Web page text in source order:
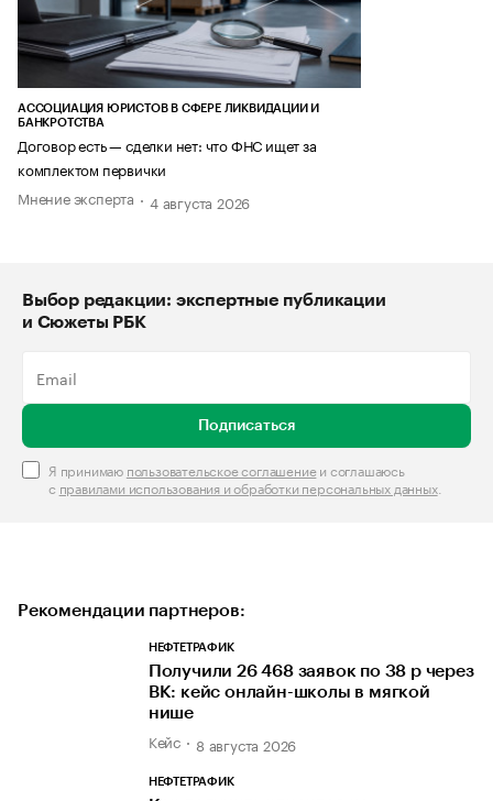
АССОЦИАЦИЯ ЮРИСТОВ В СФЕРЕ ЛИКВИДАЦИИ И
БАНКРОТСТВА
Договор есть — сделки нет: что ФНС ищет за
комплектом первички
Мнение эксперта
4 августа 2026
Выбор редакции: экспертные публикации
и Сюжеты РБК
Подписаться
Я принимаю пользовательское соглашениеи соглашаюсь
с правилами использования и обработки персональных данных.
Рекомендации партнеров:
НЕФТЕТРАФИК
Получили 26 468 заявок по 38 р через
ВК: кейс онлайн-школы в мягкой
нише
Кейс 8 августа 2026
НЕФТЕТРАФИК